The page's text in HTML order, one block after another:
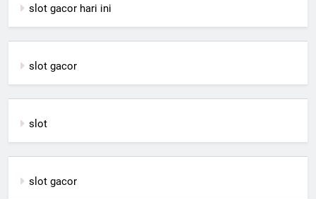
slot gacor hari ini
slot gacor
slot
slot gacor